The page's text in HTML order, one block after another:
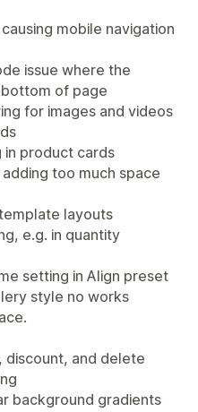
mobile navigation
issue where the
of page
for images and videos
in product cards
too much space
layouts
e.g. in quantity
setting in Align preset
style no works
discount, and delete
background gradients